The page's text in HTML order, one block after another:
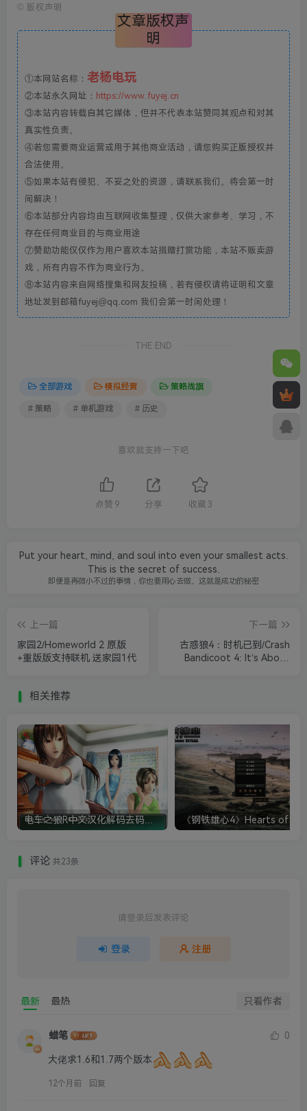
© 版权声明
文章版权声
明
①本网站名称： 老杨电玩
②本站永久网址： https://www.fuyej.cn
③本站内容转载自其它媒体，但并不代表本站赞同其观点和对其
真实性负责。
④若您需要商业运营或用于其他商业活动，请您购买正版授权并
合法使用。
⑤如果本站有侵犯、不妥之处的资源，请联系我们。将会第一时
间解决！
⑥本站部分内容均由互联网收集整理，仅供大家参考、学习，不
存在任何商业目的与商业用途
⑦赞助功能仅仅作为用户喜欢本站捐赠打赏功能，本站不贩卖游
戏，所有内容不作为商业行为。
⑧本站内容来自网络搜集和网友投稿，若有侵权请将证明和文章
地址发到邮箱fuyej@qq.com 我们会第一时间处理！
THE END
全部游戏 模拟经营 策略战旗
# 策略 # 单机游戏 # 历史
喜欢就支持一下吧
点赞 9 分享 收藏 3
Put your heart, mind, and soul into even your smallest acts.
This is the secret of success.
即便是再微小不过的事情，你也要用心去做。这就是成功的秘密
上一篇
家园2/Homeworld 2 原版
+重版版支持联机 送家园1代
下一篇
古惑狼4：时机已到/Crash
Bandicoot 4: It’s About
相关推荐
评论 共23条
请登录后发表评论
登录 注册
最新 最热 只看作者
蜡笔 0
大佬求1.6和1.7两个版本
12个月前 回复